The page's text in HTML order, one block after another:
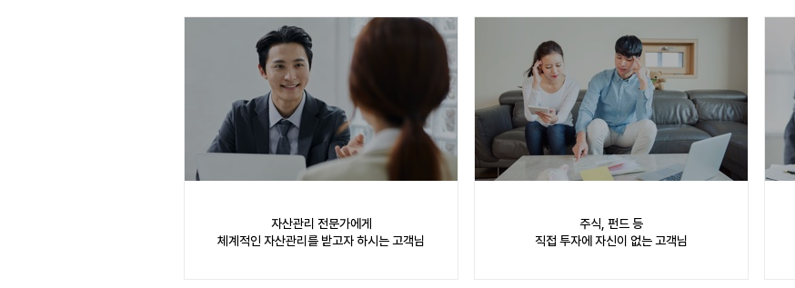
자산관리 전문가에게
체계적인 자산관리를 받고자 하시는 고객님
주식, 펀드 등
직접 투자에 자신이 없는 고객님